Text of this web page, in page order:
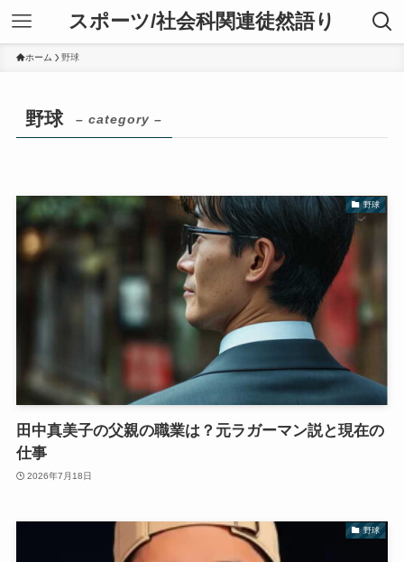
スポーツ/社会科関連徒然語り
ホーム 野球
野球 – category –
野球
田中真美子の父親の職業は？元ラガーマン説と現在の
仕事
2026年7月18日
野球